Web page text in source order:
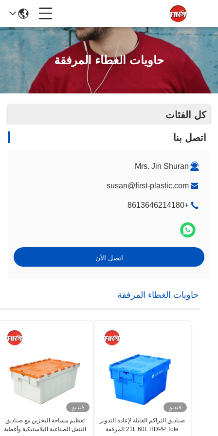
حاويات الغطاء المرفقة
كل الفئات
اتصل بنا
Mrs. Jin Shuran
susan@first-plastic.com
+8613646214180
اتصل الآن
حاويات الغطاء المرفقة
فيديو
صناديق التراكم القابلة لإعادة التدوير
21L 60L HDPP Tote المرفقة
فيديو
تعظيم مساحة التخزين مع صناديق
التنقل الصناعية البلاستيكية وأغطية